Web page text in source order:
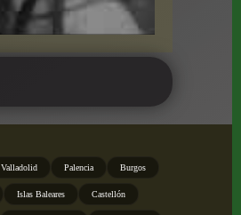
Valladolid Palencia Burgos
Islas Baleares Castellón